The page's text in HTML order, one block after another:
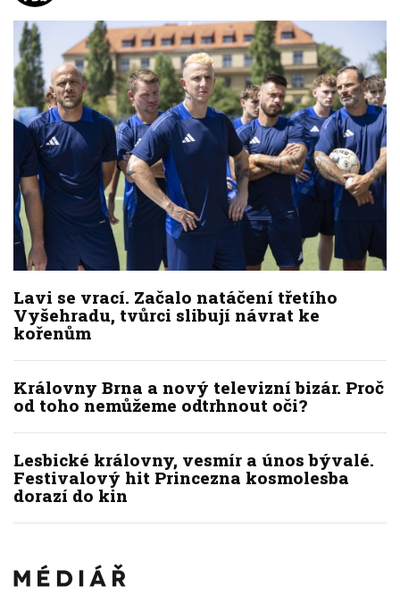
Lavi se vrací. Začalo natáčení třetího
Vyšehradu, tvůrci slibují návrat ke
kořenům
Královny Brna a nový televizní bizár. Proč
od toho nemůžeme odtrhnout oči?
Lesbické královny, vesmír a únos bývalé.
Festivalový hit Princezna kosmolesba
dorazí do kin